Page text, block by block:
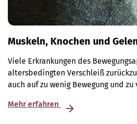
Muskeln, Knochen und
Viele Erkrankungen des
altersbedingten Verschleiß
auch auf zu wenig Bewegung und zu
Mehr erfahren